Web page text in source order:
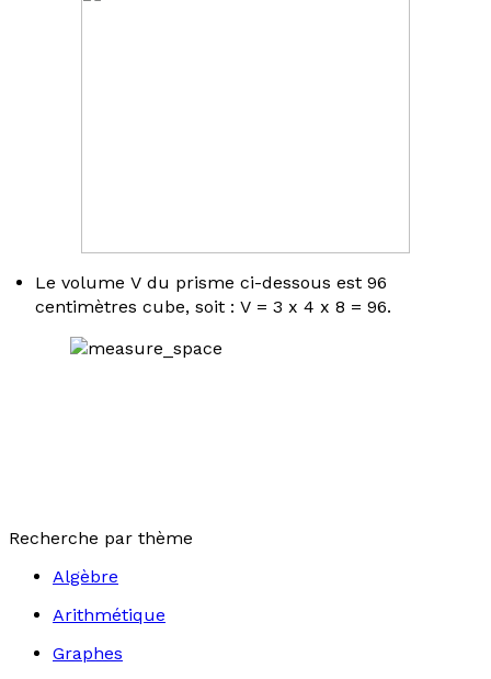
Le volume V du prisme ci-dessous est 96
centimètres cube, soit : V = 3 x 4 x 8 = 96.
Recherche par thème
Algèbre
Arithmétique
Graphes